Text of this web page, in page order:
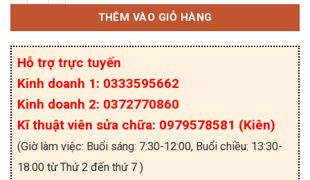
THÊM VÀO GIỎ HÀNG
Hỗ trợ trực tuyến
Kinh doanh 1: 0333595662
Kinh doanh 2: 0372770860
Kĩ thuật viên sửa chữa: 0979578581 (Kiên)
(Giờ làm việc: Buổi sáng: 7:30-12:00, Buổi chiều: 13:30-
18:00 từ Thứ 2 đến thứ 7 )